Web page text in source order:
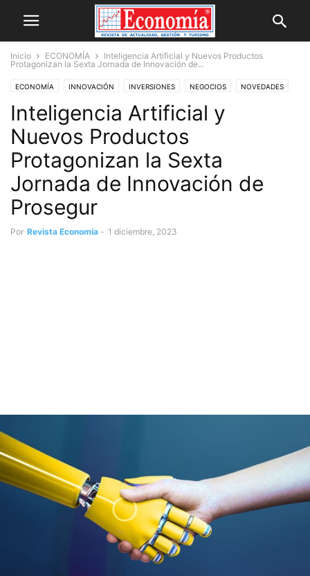
Inicio ECONOMÍA
Inteligencia Artificial y Nuevos Productos
Protagonizan la Sexta Jornada de Innovación de...
ECONOMÍA INNOVACIÓN INVERSIONES NEGOCIOS NOVEDADES
OPINIÓN
Inteligencia Artificial y
Nuevos Productos
Protagonizan la Sexta
Jornada de Innovación de
Prosegur
Por Revista Economía - 1 diciembre, 2023